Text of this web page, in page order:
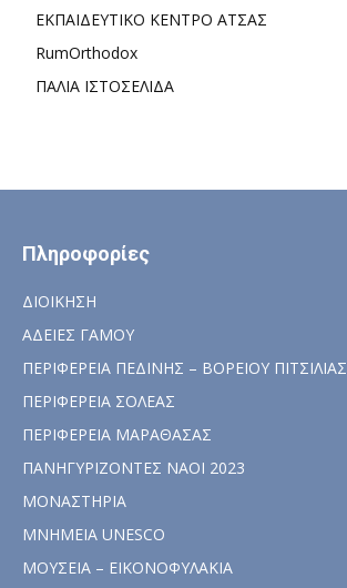
ΕΚΠΑΙΔΕΥΤΙΚΟ ΚΕΝΤΡΟ ΑΤΣΑΣ
RumOrthodox
ΠΑΛΙΑ ΙΣΤΟΣΕΛΙΔΑ
Πληροφορίες
ΔΙΟΙΚΗΣΗ
ΑΔΕΙΕΣ ΓΑΜΟΥ
ΠΕΡΙΦΕΡΕΙΑ ΠΕΔΙΝΗΣ – ΒΟΡΕΙΟΥ ΠΙΤΣΙΛΙΑΣ
ΠΕΡΙΦΕΡΕΙΑ ΣΟΛΕΑΣ
ΠΕΡΙΦΕΡΕΙΑ ΜΑΡΑΘΑΣΑΣ
ΠΑΝΗΓΥΡΙΖΟΝΤΕΣ ΝΑΟΙ 2023
ΜΟΝΑΣΤΗΡΙΑ
ΜΝΗΜΕΙΑ UNESCO
ΜΟΥΣΕΙΑ – ΕΙΚΟΝΟΦΥΛΑΚΙΑ